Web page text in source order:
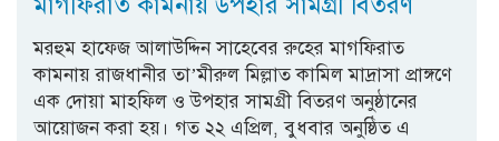
মরহুম হাফেজ আলাউদ্দিন সাহেবের রুহের মাগফিরাত
কামনায় রাজধানীর তা’মীরুল মিল্লাত কামিল মাদ্রাসা প্রাঙ্গণে
এক দোয়া মাহফিল ও উপহার সামগ্রী বিতরণ অনুষ্ঠানের
আয়োজন করা হয়। গত ২২ এপ্রিল, বুধবার অনুষ্ঠিত এ